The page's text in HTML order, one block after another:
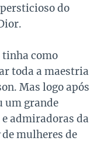
do
como
toda a maestria
Mas logo após
um grande
admiradoras da
de mulheres de